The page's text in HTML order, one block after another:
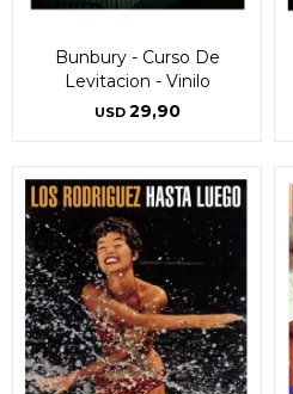
Bunbury - Curso De
Levitacion - Vinilo
USD 29,90